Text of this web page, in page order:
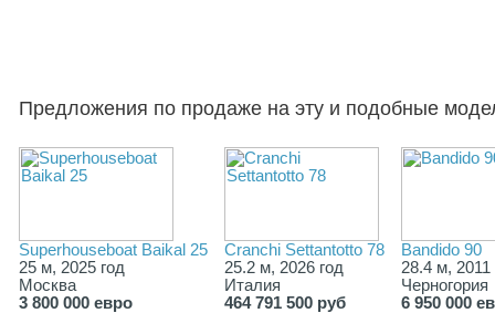
Предложения по продаже на эту и подобные
Superhouseboat Baikal 25
25 м, 2025 год
Москва
3 800 000 евро
Cranchi Settantotto 78
25.2 м, 2026 год
Италия
464 791 500 руб
Bandido 90
28.4 м, 2011
Черногория
6 950 000